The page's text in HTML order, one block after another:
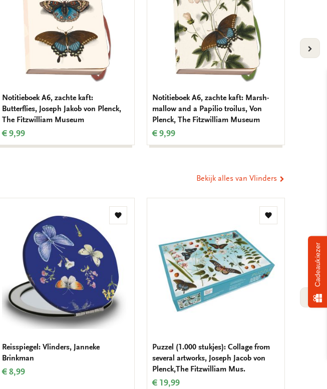
Notitieboek A6, zachte kaft:
Butterflies, Joseph Jakob von Plenck,
The Fitzwilliam Museum
€ 9,99
Notitieboek A6, zachte kaft: Marsh-
mallow and a Papilio troilus, Von
Plenck, The Fitzwilliam Museum
€ 9,99
Bekijk alles van Vlinders
Toevoegen
Reisspiegel: Vlinders, Janneke
Brinkman
€ 8,99
Toevoegen
Puzzel (1.000 stukjes): Collage from
several artworks, Joseph Jacob von
Plenck,The Fitzwilliam Mus.
€ 19,99
Cadeaukiezer